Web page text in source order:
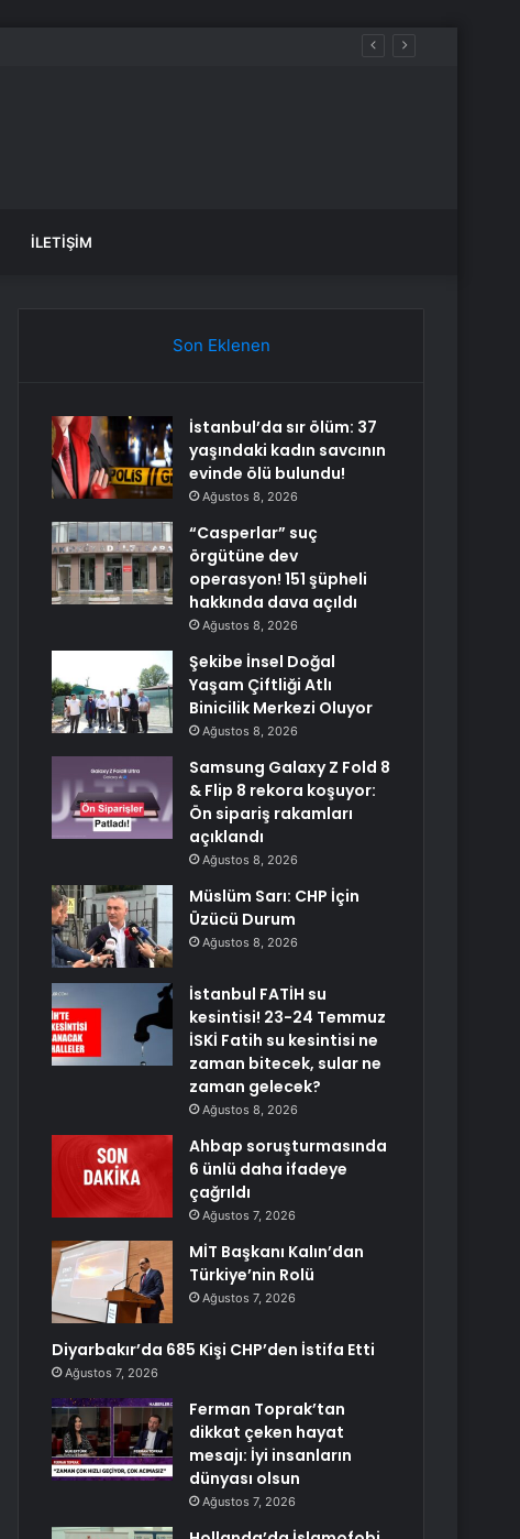
İLETIŞIM
Son Eklenen
İstanbul’da sır ölüm: 37
yaşındaki kadın savcının
evinde ölü bulundu!
Ağustos 8, 2026
“Casperlar” suç
örgütüne dev
operasyon! 151 şüpheli
hakkında dava açıldı
Ağustos 8, 2026
Şekibe İnsel Doğal
Yaşam Çiftliği Atlı
Binicilik Merkezi Oluyor
Ağustos 8, 2026
Samsung Galaxy Z Fold 8
& Flip 8 rekora koşuyor:
Ön sipariş rakamları
açıklandı
Ağustos 8, 2026
Müslüm Sarı: CHP İçin
Üzücü Durum
Ağustos 8, 2026
İstanbul FATİH su
kesintisi! 23-24 Temmuz
İSKİ Fatih su kesintisi ne
zaman bitecek, sular ne
zaman gelecek?
Ağustos 8, 2026
Ahbap soruşturmasında
6 ünlü daha ifadeye
çağrıldı
Ağustos 7, 2026
MİT Başkanı Kalın’dan
Türkiye’nin Rolü
Ağustos 7, 2026
Diyarbakır’da 685 Kişi CHP’den İstifa Etti
Ağustos 7, 2026
Ferman Toprak’tan
dikkat çeken hayat
mesajı: İyi insanların
dünyası olsun
Ağustos 7, 2026